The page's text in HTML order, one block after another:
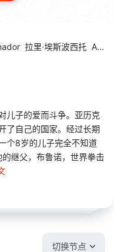
拉里·埃斯波西托 Agustina Lecouna
子的爱而斗争。亚历克
了自己的国家。经过长期
个8岁的儿子完全不知道
继父，布鲁诺，世界拳击
切换节点